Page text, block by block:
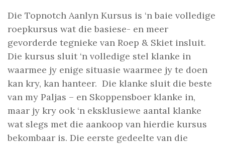
Die Topnotch Aanlyn Kursus is ‘n baie volledige
roepkursus wat die basiese- en meer
gevorderde tegnieke van Roep & Skiet insluit.
Die kursus sluit ‘n volledige stel klanke in
waarmee jy enige situasie waarmee jy te doen
kan kry, kan hanteer. Die klanke sluit die beste
van my Paljas – en Skoppensboer klanke in,
maar jy kry ook ‘n eksklusiewe aantal klanke
wat slegs met die aankoop van hierdie kursus
bekombaar is. Die eerste gedeelte van die